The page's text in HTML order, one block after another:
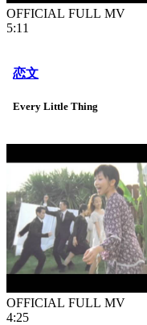
OFFICIAL FULL MV
5:11
恋文
Every Little Thing
OFFICIAL FULL MV
4:25